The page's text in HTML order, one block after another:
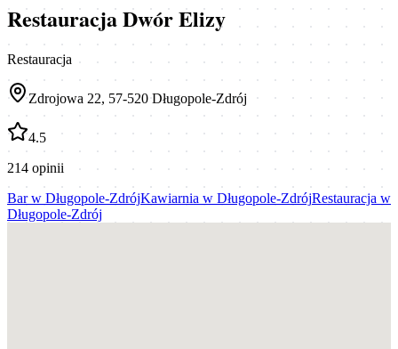
Restauracja Dwór Elizy
Restauracja
Zdrojowa 22, 57-520 Długopole-Zdrój
4.5
214 opinii
Barw Długopole-ZdrójKawiarnia w Długopole-ZdrójRestauracja w
Długopole-Zdrój